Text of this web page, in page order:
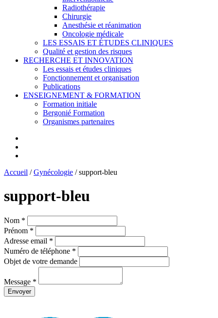
Radiothérapie
Chirurgie
Anesthésie et réanimation
Oncologie médicale
LES ESSAIS ET ÉTUDES CLINIQUES
Qualité et gestion des risques
RECHERCHE ET INNOVATION
Les essais et études cliniques
Fonctionnement et organisation
Publications
ENSEIGNEMENT & FORMATION
Formation initiale
Bergonié Formation
Organismes partenaires
Accueil /Gynécologie /support-bleu
support-bleu
Nom *
Prénom *
Adresse email *
Numéro de téléphone *
Objet de votre demande
Message *
Envoyer